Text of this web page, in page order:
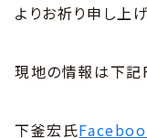
よりお祈り申し上げ
現地の情報は下
下釜宏氏